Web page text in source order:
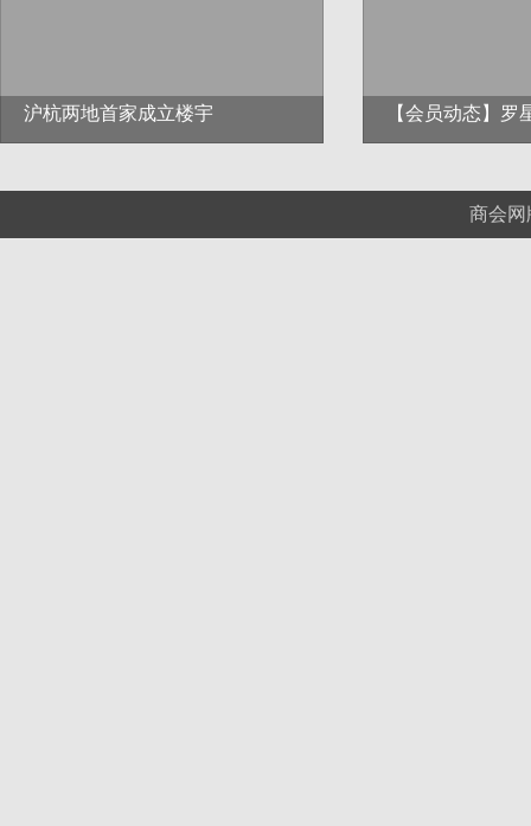
沪杭两地首家成立楼宇 【会员动态】罗
商会网